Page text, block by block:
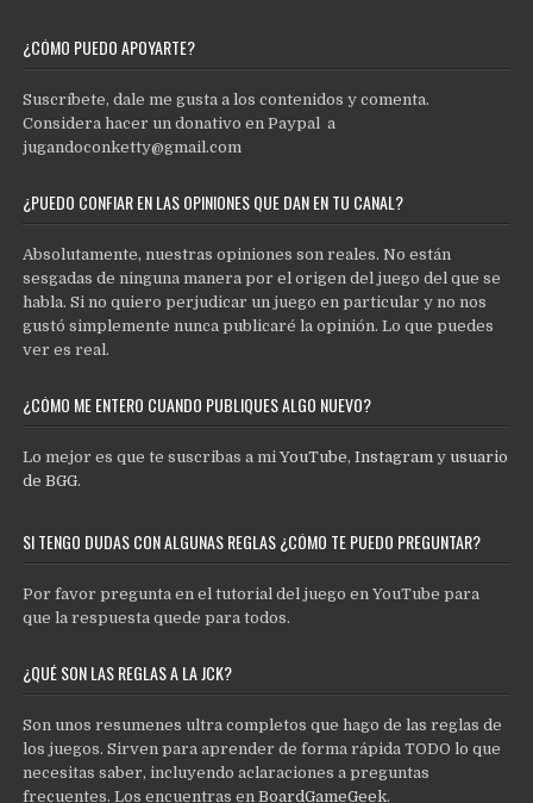
¿CÓMO PUEDO APOYARTE?
Suscríbete, dale me gusta a los contenidos y comenta.
Considera hacer un donativo en Paypal a
jugandoconketty@gmail.com
¿PUEDO CONFIAR EN LAS OPINIONES QUE DAN EN TU CANAL?
Absolutamente, nuestras opiniones son reales. No están
sesgadas de ninguna manera por el origen del juego del que se
habla. Si no quiero perjudicar un juego en particular y no nos
gustó simplemente nunca publicaré la opinión. Lo que puedes
ver es real.
¿CÓMO ME ENTERO CUANDO PUBLIQUES ALGO NUEVO?
Lo mejor es que te suscribas a miYouTube,Instagram y usuario
de BGG.
SI TENGO DUDAS CON ALGUNAS REGLAS ¿CÓMO TE PUEDO PREGUNTAR?
Por favor pregunta en el tutorial del juego en YouTube para
que la respuesta quede para todos.
¿QUÉ SON LAS REGLAS A LA JCK?
Son unos resumenes ultra completos que hago de las reglas de
los juegos. Sirven para aprender de forma rápida TODO lo que
necesitas saber, incluyendo aclaraciones a preguntas
frecuentes. Los encuentras enBoardGameGeek.